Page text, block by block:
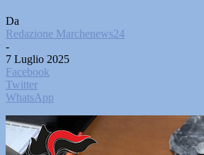
Da
Redazione Marchenews24
-
7 Luglio 2025
Facebook
Twitter
WhatsApp